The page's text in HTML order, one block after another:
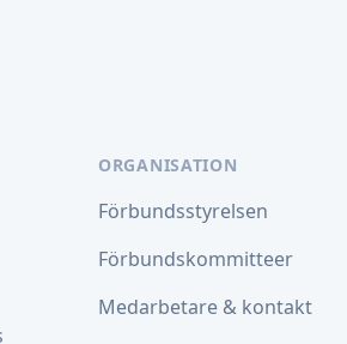
ORGANISATION
Förbundsstyrelsen
Förbundskommitteer
Medarbetare & kontakt